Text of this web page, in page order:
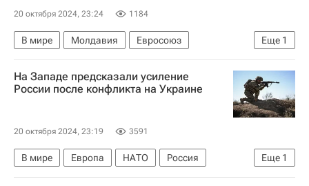
20 октября 2024, 23:24 1184
Еще 1
В мире Молдавия
Евросоюз
Выборы в Молдавии — 2024
На Западе предсказали усиление
России после конфликта на Украине
20 октября 2024, 23:19 3591
Еще 1
В мире Европа НАТО
Россия
Украина